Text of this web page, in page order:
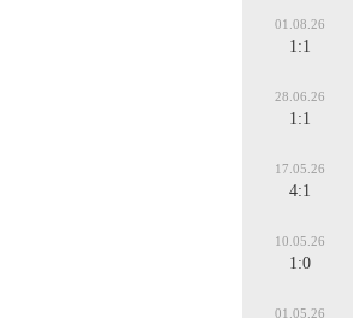
01.08.26
1:1
28.06.26
1:1
17.05.26
4:1
10.05.26
1:0
01.05.26